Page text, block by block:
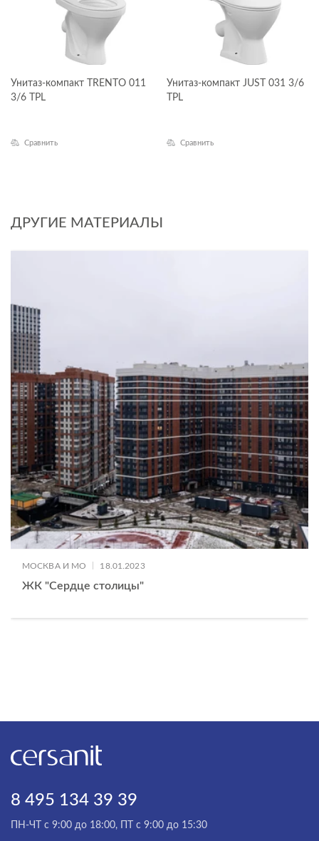
Унитаз-компакт TRENTO 011
3/6 TPL
Сравнить
Унитаз-компакт JUST 031 3/6
TPL
Сравнить
ДРУГИЕ МАТЕРИАЛЫ
МОСКВА И МО 18.01.2023
ЖК "Сердце столицы"
8 495 134 39 39
ПН-ЧТ с 9:00 до 18:00, ПТ с 9:00 до 15:30